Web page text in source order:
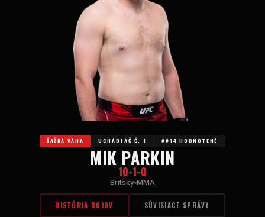
ŤAŽKÁ VÁHA UCHÁDZAČ Č. 1 ##14 HODNOTENÉ
MIK PARKIN
10-1-0
Britský MMA
HISTÓRIA BOJOV SÚVISIACE SPRÁVY